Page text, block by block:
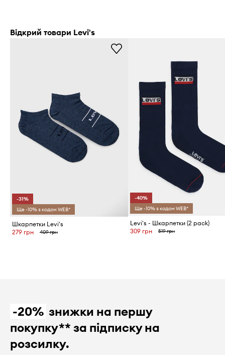
Відкрий товари Levi's
-31%
Ще -10% з кодом WEB*
Шкарпетки Levi's
279 грн
409 грн
-40%
Ще -10% з кодом WEB*
Levi's - Шкарпетки (2 pack)
309 грн
519 грн
-20% знижки на першу
покупку** за підписку на
розсилку.